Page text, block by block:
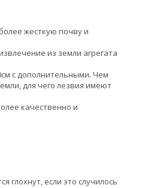
жесткую почву и
из земли агрегата
с дополнительными. Чем
для чего лезвия имеют
качественно и
глохнут, если это случилось